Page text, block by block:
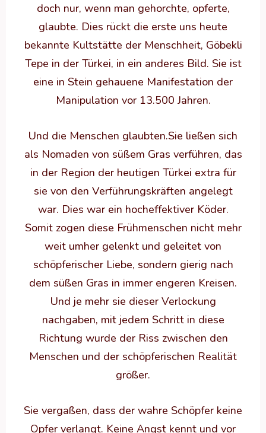
doch nur, wenn man gehorchte, opferte,
glaubte. Dies rückt die erste uns heute
bekannte Kultstätte der Menschheit, Göbekli
Tepe in der Türkei, in ein anderes Bild. Sie ist
eine in Stein gehauene Manifestation der
Manipulation vor 13.500 Jahren.
Und die Menschen glaubten.Sie ließen sich
als Nomaden von süßem Gras verführen, das
in der Region der heutigen Türkei extra für
sie von den Verführungskräften angelegt
war. Dies war ein hocheffektiver Köder.
Somit zogen diese Frühmenschen nicht mehr
weit umher gelenkt und geleitet von
schöpferischer Liebe, sondern gierig nach
dem süßen Gras in immer engeren Kreisen.
Und je mehr sie dieser Verlockung
nachgaben, mit jedem Schritt in diese
Richtung wurde der Riss zwischen den
Menschen und der schöpferischen Realität
größer.
Sie vergaßen, dass der wahre Schöpfer keine
Opfer verlangt. Keine Angst kennt und vor